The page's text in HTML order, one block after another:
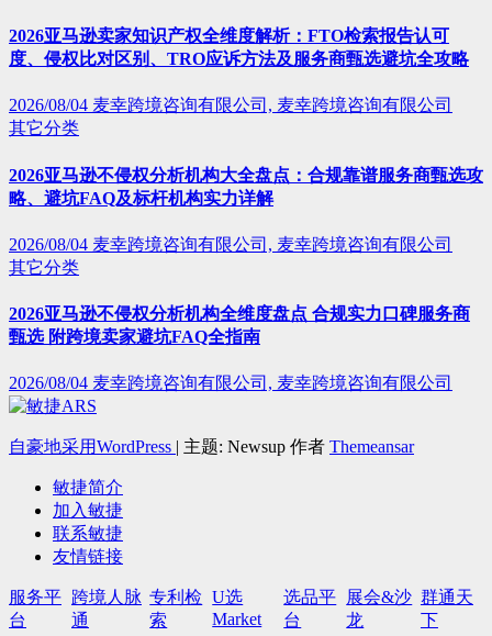
2026亚马逊卖家知识产权全维度解析：FTO检索报告认可
度、侵权比对区别、TRO应诉方法及服务商甄选避坑全攻略
2026/08/04 麦幸跨境咨询有限公司, 麦幸跨境咨询有限公司
其它分类
2026亚马逊不侵权分析机构大全盘点：合规靠谱服务商甄选攻
略、避坑FAQ及标杆机构实力详解
2026/08/04 麦幸跨境咨询有限公司, 麦幸跨境咨询有限公司
其它分类
2026亚马逊不侵权分析机构全维度盘点 合规实力口碑服务商
甄选 附跨境卖家避坑FAQ全指南
2026/08/04 麦幸跨境咨询有限公司, 麦幸跨境咨询有限公司
自豪地采用WordPress 主题: Newsup 作者 Themeansar
敏捷简介
加入敏捷
联系敏捷
友情链接
服务平
台
跨境人脉
通
专利检
索
U选
Market
选品平
台
展会&沙
龙
群通天
下